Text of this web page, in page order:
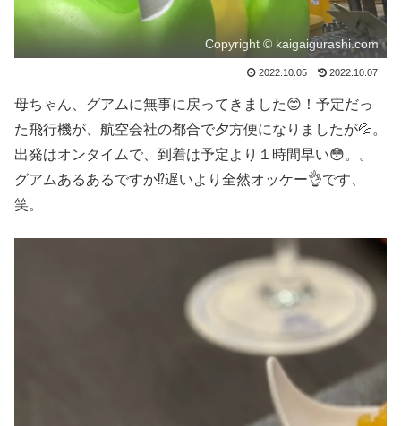
Copyright © kaigaigurashi.com
2022.10.05 2022.10.07
母ちゃん、グアムに無事に戻ってきました😊！予定だっ
た飛行機が、航空会社の都合で夕方便になりましたが💦。
出発はオンタイムで、到着は予定より１時間早い😳。。
グアムあるあるですか⁉️遅いより全然オッケー👌です、
笑。